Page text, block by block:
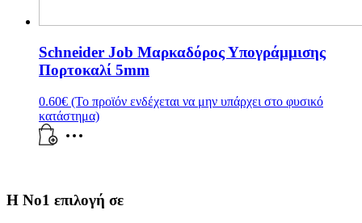
Schneider Job Μαρκαδόρος Υπογράμμισης
Πορτοκαλί 5mm
0.60€ (Το προϊόν ενδέχεται να μην υπάρχει στο φυσικό
κατάστημα)
Η Νο1 επιλογή σε